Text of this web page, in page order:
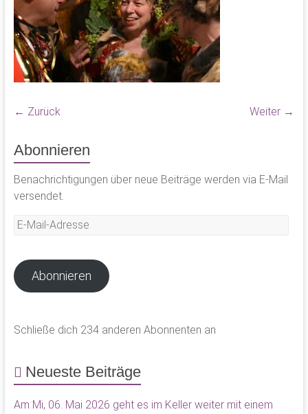
← Zurück Weiter →
Abonnieren
Benachrichtigungen über neue Beiträge werden via E-Mail
versendet.
E-
Abonnieren
Schließe dich 234 anderen Abonnenten an
Neueste Beiträge
Am Mi, 06. Mai 2026 geht es im Keller weiter mit einem